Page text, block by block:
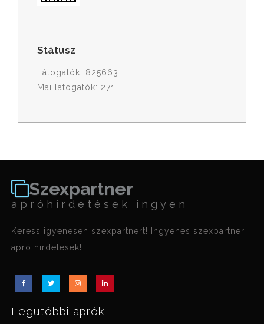
Státusz
Látogatók: 825663
Mai látogatók: 271
Szexpartner
apróhirdetések ingyen
Keress igyenesen szexpartnert! Ingyenes szexpartner
apró hirdetések!
Legutóbbi aprók